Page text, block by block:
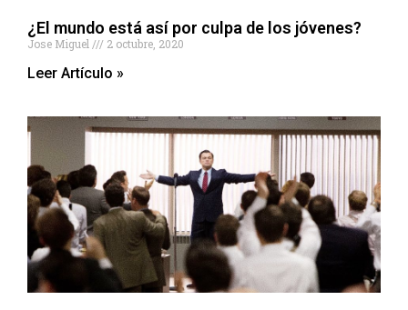
¿El mundo está así por culpa de los jóvenes?
Jose Miguel 2 octubre, 2020
Leer Artículo »